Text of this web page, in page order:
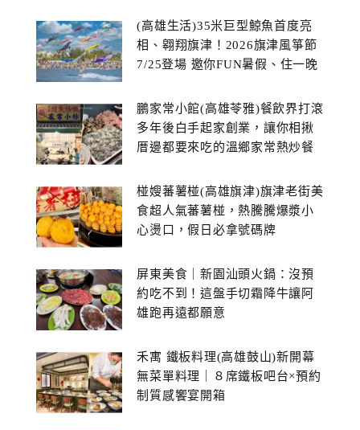
(高雄生活)35米巨型鯨魚首度亮
相、翱翔旗津！2026旗津風箏節
7/25登場 邀你FUN暑假、住一晚
鵬家常小館(高雄苓雅)餐飲界打滾
多年後白手起家創業，讓你相揪
厝邊都要來吃的溫鄉家常熱炒餐
椪嫂蕃薯椪(高雄旗津)旗津老街美
食超人氣蕃薯椪，熱騰騰爆漿小
心燙口，假日必拿號碼牌
屏東美食｜新園汕頭火鍋：沒預
約吃不到！這盤手切霜降牛讓阿
雄跑再遠都願意
禾寓 鐵板料理(高雄鼓山)新開幕
無菜單料理｜８席鐵板吧台×預約
制質感饗宴開箱